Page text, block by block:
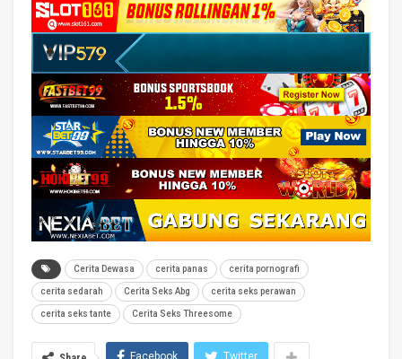
Cerita Dewasa cerita panas cerita pornografi
cerita sedarah Cerita Seks Abg cerita seks perawan
cerita seks tante Cerita Seks Threesome
Facebook Twitter